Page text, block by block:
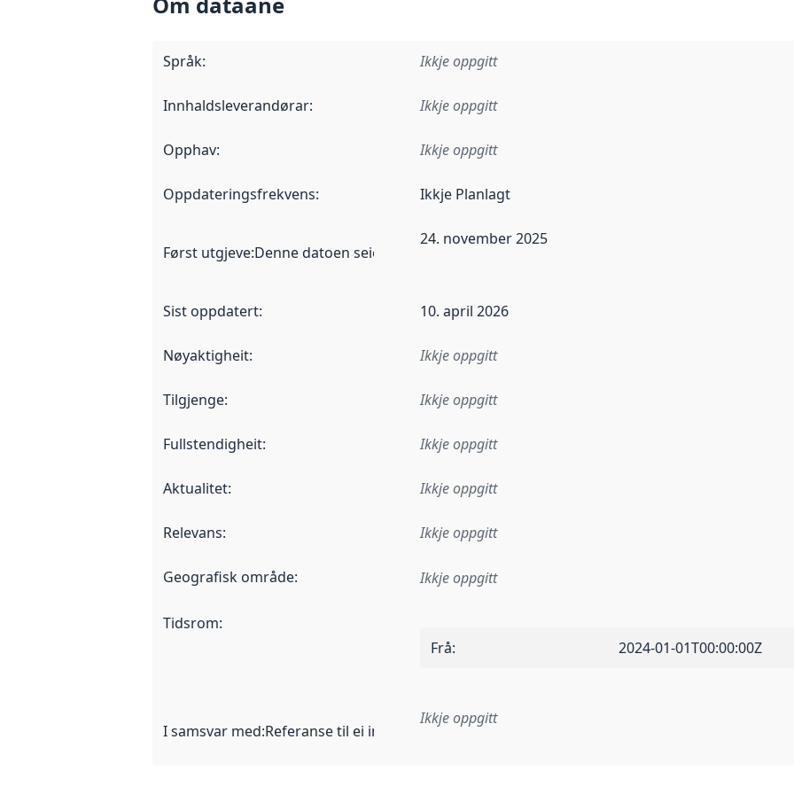
Språk: Ikkje oppgitt
Innhaldsleverandørar: Ikkje oppgitt
Opphav: Ikkje oppgitt
Oppdateringsfrekvens: Ikkje Planlagt
Først utgjeve:Denne datoen seier når dataa i dette datasettet først blei utgitt. Det kan ha
24. november 2025
Sist oppdatert: 10. april 2026
Nøyaktigheit: Ikkje oppgitt
Tilgjenge: Ikkje oppgitt
Fullstendigheit: Ikkje oppgitt
Aktualitet: Ikkje oppgitt
Relevans: Ikkje oppgitt
Geografisk område: Ikkje oppgitt
Tidsrom:
Frå: 2024-01-01T00:00:00Z
I samsvar med:Referanse til ei implementeringsregel eller anna spesifikasjon som ligg til
Ikkje oppgitt